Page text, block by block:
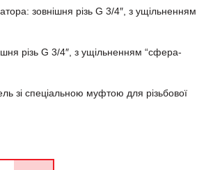
зовнішня різь G 3/4″, з ущільненням
різь G 3/4″, з ущільненням “сфера-
зі спеціальною муфтою для різьбової